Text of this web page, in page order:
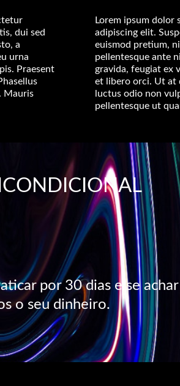
dui sed
a
urna
Praesent
Mauris
Lorem ipsum dolor
adipiscing elit.
euismod pretium,
pellentesque ante
gravida, feugiat ex
et libero orci. Ut at
luctus odio non
pellentesque ut
por 30 dias e se
o seu dinheiro.